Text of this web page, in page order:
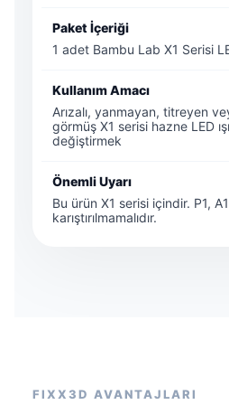
Paket İçeriği
1 adet Bambu Lab X1 Serisi
Kullanım Amacı
Arızalı, yanmayan, titreyen
görmüş X1 serisi hazne LED
değiştirmek
Önemli Uyarı
Bu ürün X1 serisi içindir. P1,
karıştırılmamalıdır.
FIXX3D AVANTAJLARI